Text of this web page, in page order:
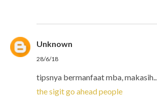
Unknown
28/6/18
tipsnya bermanfaat mba, makasih...
the sigit go ahead people